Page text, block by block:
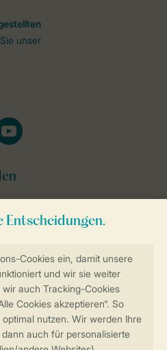
Online-Buchung
unser